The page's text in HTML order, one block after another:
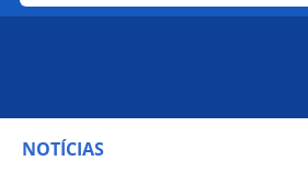
NOTÍCIAS